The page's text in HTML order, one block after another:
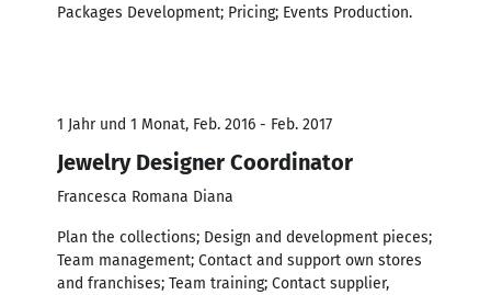
Packages Development; Pricing; Events Production.
1 Jahr und 1 Monat, Feb. 2016 - Feb. 2017
Jewelry Designer Coordinator
Francesca Romana Diana
Plan the collections; Design and development pieces;
Team management; Contact and support own stores
and franchises; Team training; Contact supplier,